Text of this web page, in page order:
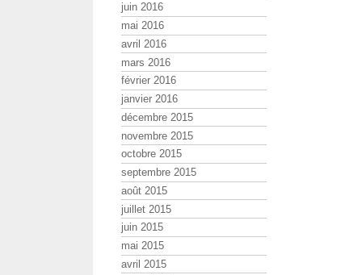
juin 2016
mai 2016
avril 2016
mars 2016
février 2016
janvier 2016
décembre 2015
novembre 2015
octobre 2015
septembre 2015
août 2015
juillet 2015
juin 2015
mai 2015
avril 2015